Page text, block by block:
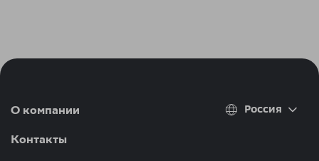
О компании
Контакты
Россия